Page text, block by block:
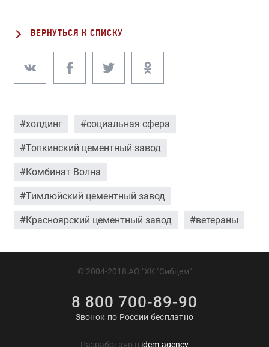
ВЕРНУТЬСЯ К СПИСКУ
#холдинг #социальная сфера
#Топкинский цементный завод
#Комбинат Волна
#Тимлюйский цементный завод
#Красноярский цементный завод #ветераны
© 2004-2018 АО "ХК "Сибцем"
8 800 700-89-90
Звонок по России бесплатно
Разработано в idem.agency